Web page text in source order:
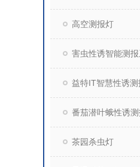
高空测报灯
害虫性诱智能测
益特IT智慧性诱测
番茄潜叶蛾性诱
茶园杀虫灯